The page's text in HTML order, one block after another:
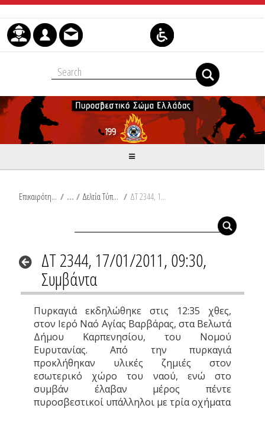
Skip to Content
Επικαιρότητα / Δελτία Τύπου / ΔΤ 2344, 17/01/2011, 09:30, Συμβάντα
ΔΤ 2344, 17/01/2011, 09:30,
Συμβάντα
Πυρκαγιά εκδηλώθηκε στις 12:35 χθες,
στον Ιερό Ναό Αγίας Βαρβάρας, στα Βελωτά
Δήμου Καρπενησίου, του Νομού
Ευρυτανίας. Από την πυρκαγιά
προκλήθηκαν υλικές ζημιές στον
εσωτερικό χώρο του ναού, ενώ στο
συμβάν έλαβαν μέρος πέντε
πυροσβεστικοί υπάλληλοι με τρία οχήματα